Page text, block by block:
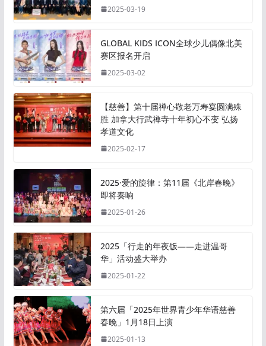
2025-03-19
GLOBAL KIDS ICON全球少儿偶像北美
赛区报名开启
2025-03-02
【慈善】第十届禅心敬老万寿宴圆满殊
胜 加拿大行武禅寺十年初心不变 弘扬
孝道文化
2025-02-17
2025·爱的旋律：第11届《北岸春晚》
即将奏响
2025-01-26
2025「行走的年夜饭——走进温哥
华」活动盛大举办
2025-01-22
第六届「2025年世界青少年华语慈善
春晚」1月18日上演
2025-01-13